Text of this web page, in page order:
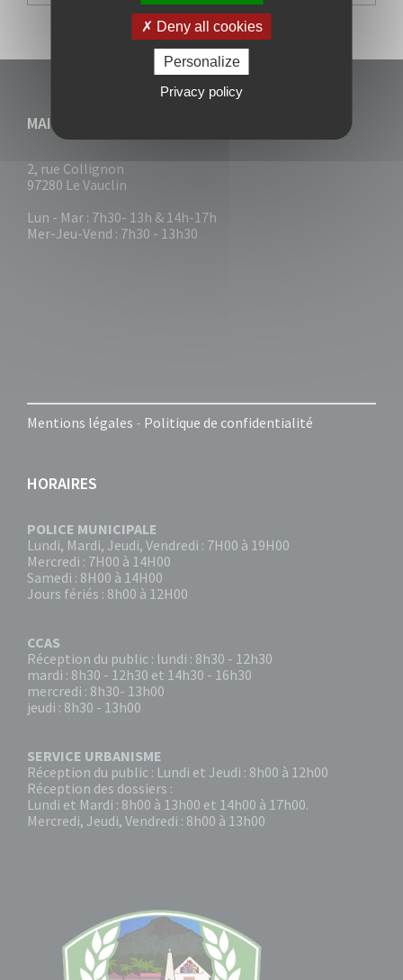
MAIRIE DU VAUCLIN
2, rue Collignon
97280 Le Vauclin
Lun - Mar : 7h30- 13h & 14h-17h
Mer-Jeu-Vend : 7h30 - 13h30
Mentions légales - Politique de confidentialité
HORAIRES
POLICE MUNICIPALE
Lundi, Mardi, Jeudi, Vendredi : 7H00 à 19H00
Mercredi : 7H00 à 14H00
Samedi : 8H00 à 14H00
Jours fériés : 8h00 à 12H00
CCAS
Réception du public : lundi : 8h30 - 12h30
mardi : 8h30 - 12h30 et 14h30 - 16h30
mercredi : 8h30- 13h00
jeudi : 8h30 - 13h00
SERVICE URBANISME
Réception du public : Lundi et Jeudi : 8h00 à 12h00
Réception des dossiers :
Lundi et Mardi : 8h00 à 13h00 et 14h00 à 17h00.
Mercredi, Jeudi, Vendredi : 8h00 à 13h00
Deny all cookies
Personalize
Privacy policy